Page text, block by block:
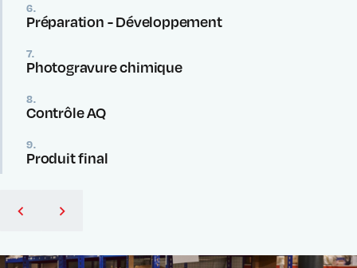
6.
Préparation - Développement
7.
Photogravure chimique
8.
Contrôle AQ
9.
Produit final